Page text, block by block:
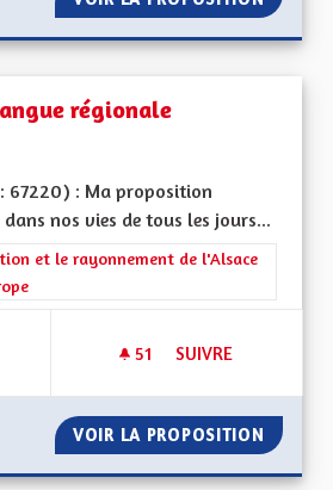
régionale
67220) : Ma proposition
dans nos vies de tous les jours...
la catégorie : La Culture, l'Education et
et le rayonnement de l'Alsace
51 51 ABONNÉS
SUIVRE
VOIR LA PROPOSITION